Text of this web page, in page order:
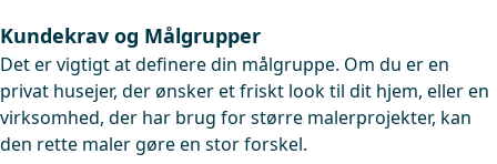
Kundekrav og Målgrupper
Det er vigtigt at definere din målgruppe. Om du er en
privat husejer, der ønsker et friskt look til dit hjem, eller en
virksomhed, der har brug for større malerprojekter, kan
den rette maler gøre en stor forskel.